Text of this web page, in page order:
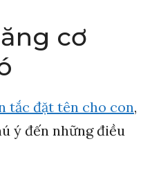
cơ
tắc đặt tên cho con,
ý đến những điều